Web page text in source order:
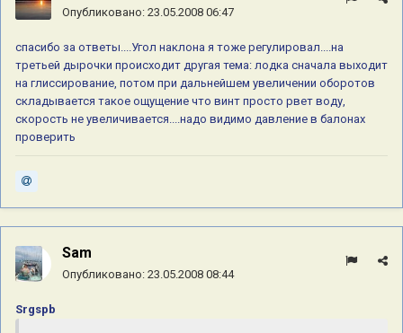
Опубликовано: 23.05.2008 06:47
спасибо за ответы....Угол наклона я тоже регулировал....на
третьей дырочки происходит другая тема: лодка сначала выходит
на глиссирование, потом при дальнейшем увеличении оборотов
складывается такое ощущение что винт просто рвет воду,
скорость не увеличивается....надо видимо давление в балонах
проверить
Sam
Опубликовано: 23.05.2008 08:44
Srgspb